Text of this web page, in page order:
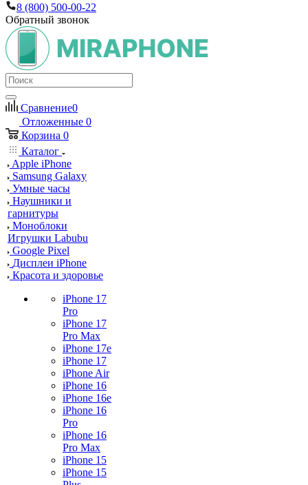
8 (800) 500-00-22
Обратный звонок
Сравнение0
Отложенные 0
Корзина 0
Каталог
Apple iPhone
Samsung Galaxy
Умные часы
Наушники и
гарнитуры
Моноблоки
Игрушки Labubu
Google Pixel
Дисплеи iPhone
Красота и здоровье
iPhone 17
Pro
iPhone 17
Pro Max
iPhone 17e
iPhone 17
iPhone Air
iPhone 16
iPhone 16e
iPhone 16
Pro
iPhone 16
Pro Max
iPhone 15
iPhone 15